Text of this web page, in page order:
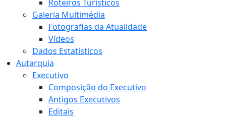
Roteiros Turísticos
Galeria Multimédia
Fotografias da Atualidade
Vídeos
Dados Estatísticos
Autarquia
Executivo
Composição do Executivo
Antigos Executivos
Editais